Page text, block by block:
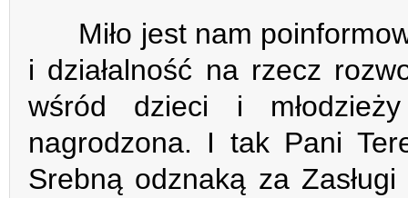
Miło jest nam
i działalność na rzecz
wśród dzieci i
nagrodzona. I tak Pani
Srebną odznaką za